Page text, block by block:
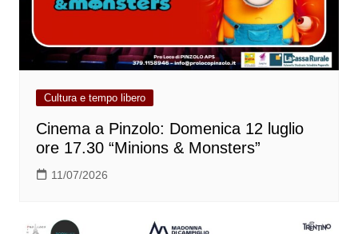
Cultura e tempo libero
Cinema a Pinzolo: Domenica 12 luglio
ore 17.30 “Minions & Monsters”
11/07/2026